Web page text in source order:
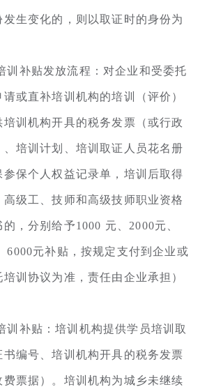
生变化的，则以取证时的身份为
训补贴发放流程：对企业和受委托
或直补培训机构的培训（评价）
训机构开具的税务发票（或行政
培训计划、培训取证人员花名册
参保个人权益记录单，培训后取得
级工、技师和高级技师职业资格
的，分别给予1000 元、2000元、
6000元补贴，按规定支付到企业或
训协议为准，责任由企业承担）
训补贴：培训机构提供学员培训取
编号、培训机构开具的税务发票
费票据）。培训机构为城乡未继续